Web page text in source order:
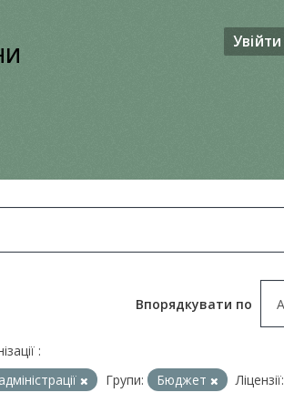
Увійти
Впорядкувати по
:
Групи: Бюджет
Ліцензії: